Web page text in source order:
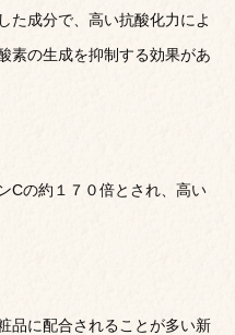
た成分で、高い抗酸化力によ
素の生成を抑制する効果があ
Cの約１７０倍とされ、高い
品に配合されることが多い新